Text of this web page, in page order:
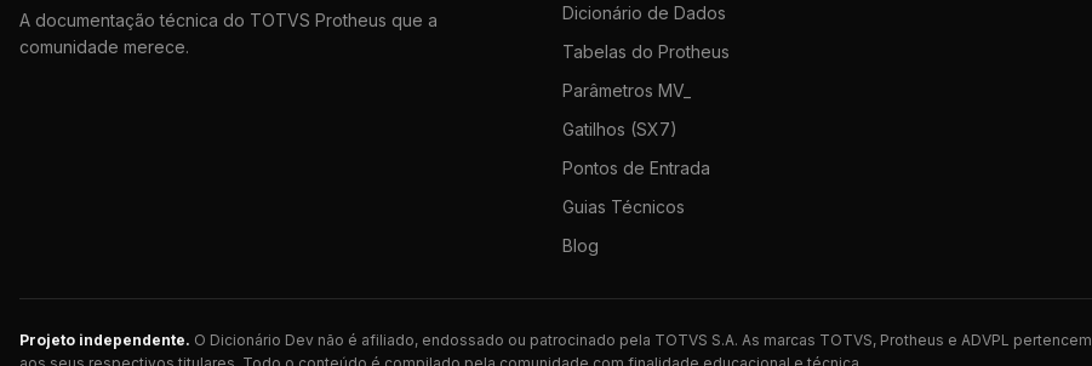
A documentação técnica do TOTVS Protheus que a
comunidade merece.
Dicionário de Dados
Tabelas do Protheus
Parâmetros MV_
Gatilhos (SX7)
Pontos de Entrada
Guias Técnicos
Blog
Projeto independente. O Dicionário Dev não é afiliado, endossado ou patrocinado pela TOTVS S.A. As marcas TOTVS, Protheus e ADVPL pertencem